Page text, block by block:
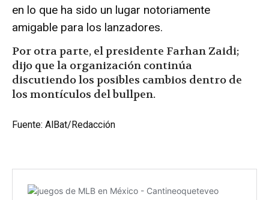
en lo que ha sido un lugar notoriamente
amigable para los lanzadores.
Por otra parte, el presidente Farhan Zaidi;
dijo que la organización continúa
discutiendo los posibles cambios dentro de
los montículos del bullpen.
Fuente: AlBat/Redacción